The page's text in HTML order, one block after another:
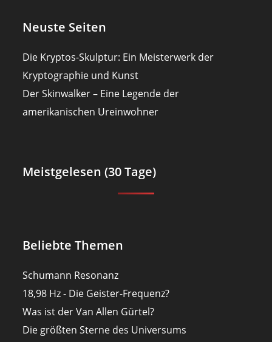
Neuste Seiten
Die Kryptos-Skulptur: Ein Meisterwerk der
Kryptographie und Kunst
Der Skinwalker – Eine Legende der
amerikanischen Ureinwohner
Meistgelesen (30 Tage)
Beliebte Themen
Schumann Resonanz
18,98 Hz - Die Geister-Frequenz?
Was ist der Van Allen Gürtel?
Die größten Sterne des Universums